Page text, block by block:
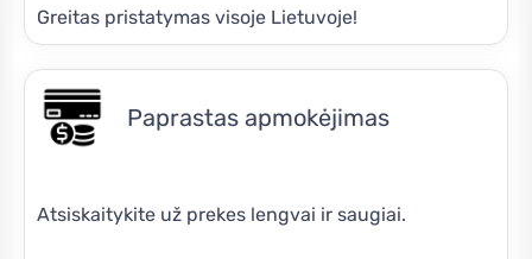
Greitas pristatymas visoje Lietuvoje!
Paprastas apmokėjimas
Atsiskaitykite už prekes lengvai ir saugiai.